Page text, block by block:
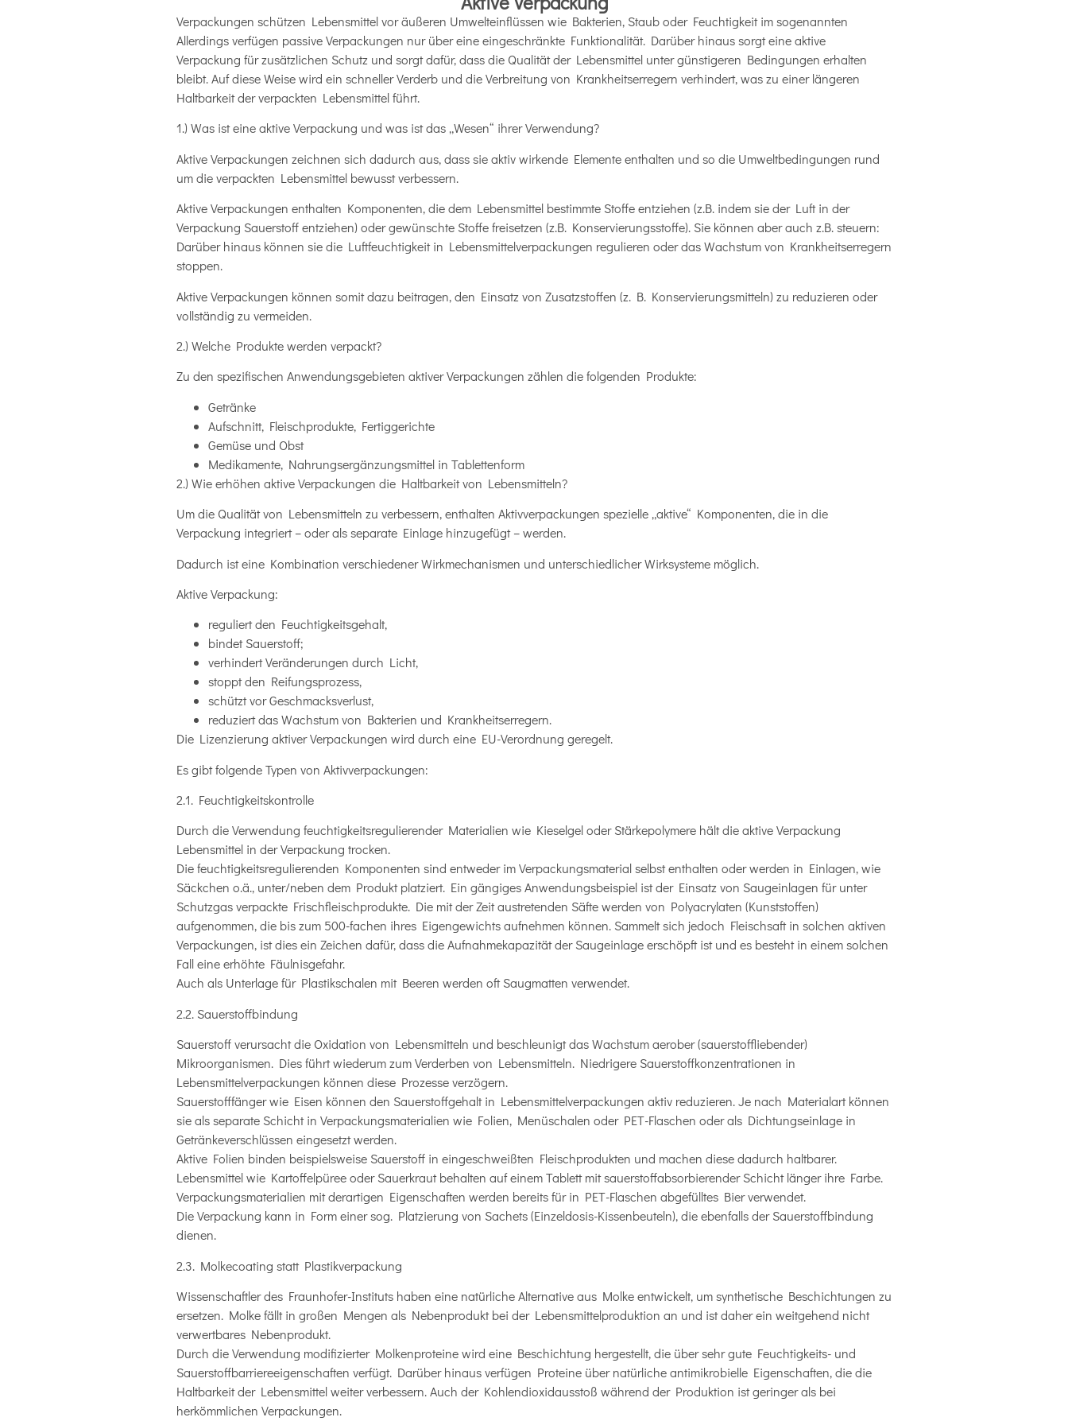
Verpackungen schützen Lebensmittel vor äußeren Umwelteinflüssen wie Bakterien, Staub oder Feuchtigkeit im sogenannten
Allerdings verfügen passive Verpackungen nur über eine eingeschränkte Funktionalität. Darüber hinaus sorgt eine aktive
Verpackung für zusätzlichen Schutz und sorgt dafür, dass die Qualität der Lebensmittel unter günstigeren Bedingungen erhalten
bleibt. Auf diese Weise wird ein schneller Verderb und die Verbreitung von Krankheitserregern verhindert, was zu einer längeren
Haltbarkeit der verpackten Lebensmittel führt.
1.) Was ist eine aktive Verpackung und was ist das „Wesen“ ihrer Verwendung?
Aktive Verpackungen zeichnen sich dadurch aus, dass sie aktiv wirkende Elemente enthalten und so die Umweltbedingungen rund
um die verpackten Lebensmittel bewusst verbessern.
Aktive Verpackungen enthalten Komponenten, die dem Lebensmittel bestimmte Stoffe entziehen (z.B. indem sie der Luft in der
Verpackung Sauerstoff entziehen) oder gewünschte Stoffe freisetzen (z.B. Konservierungsstoffe). Sie können aber auch z.B. steuern:
Darüber hinaus können sie die Luftfeuchtigkeit in Lebensmittelverpackungen regulieren oder das Wachstum von Krankheitserregern
stoppen.
Aktive Verpackungen können somit dazu beitragen, den Einsatz von Zusatzstoffen (z. B. Konservierungsmitteln) zu reduzieren oder
vollständig zu vermeiden.
2.) Welche Produkte werden verpackt?
Zu den spezifischen Anwendungsgebieten aktiver Verpackungen zählen die folgenden Produkte:
Getränke
Aufschnitt, Fleischprodukte, Fertiggerichte
Gemüse und Obst
Medikamente, Nahrungsergänzungsmittel in Tablettenform
2.) Wie erhöhen aktive Verpackungen die Haltbarkeit von Lebensmitteln?
Um die Qualität von Lebensmitteln zu verbessern, enthalten Aktivverpackungen spezielle „aktive“ Komponenten, die in die
Verpackung integriert – oder als separate Einlage hinzugefügt – werden.
Dadurch ist eine Kombination verschiedener Wirkmechanismen und unterschiedlicher Wirksysteme möglich.
Aktive Verpackung:
reguliert den Feuchtigkeitsgehalt,
bindet Sauerstoff;
verhindert Veränderungen durch Licht,
stoppt den Reifungsprozess,
schützt vor Geschmacksverlust,
reduziert das Wachstum von Bakterien und Krankheitserregern.
Die Lizenzierung aktiver Verpackungen wird durch eine EU-Verordnung geregelt.
Es gibt folgende Typen von Aktivverpackungen:
2.1. Feuchtigkeitskontrolle
Durch die Verwendung feuchtigkeitsregulierender Materialien wie Kieselgel oder Stärkepolymere hält die aktive Verpackung
Lebensmittel in der Verpackung trocken.
Die feuchtigkeitsregulierenden Komponenten sind entweder im Verpackungsmaterial selbst enthalten oder werden in Einlagen, wie
Säckchen o.ä., unter/neben dem Produkt platziert. Ein gängiges Anwendungsbeispiel ist der Einsatz von Saugeinlagen für unter
Schutzgas verpackte Frischfleischprodukte. Die mit der Zeit austretenden Säfte werden von Polyacrylaten (Kunststoffen)
aufgenommen, die bis zum 500-fachen ihres Eigengewichts aufnehmen können. Sammelt sich jedoch Fleischsaft in solchen aktiven
Verpackungen, ist dies ein Zeichen dafür, dass die Aufnahmekapazität der Saugeinlage erschöpft ist und es besteht in einem solchen
Fall eine erhöhte Fäulnisgefahr.
Auch als Unterlage für Plastikschalen mit Beeren werden oft Saugmatten verwendet.
2.2. Sauerstoffbindung
Sauerstoff verursacht die Oxidation von Lebensmitteln und beschleunigt das Wachstum aerober (sauerstoffliebender)
Mikroorganismen. Dies führt wiederum zum Verderben von Lebensmitteln. Niedrigere Sauerstoffkonzentrationen in
Lebensmittelverpackungen können diese Prozesse verzögern.
Sauerstofffänger wie Eisen können den Sauerstoffgehalt in Lebensmittelverpackungen aktiv reduzieren. Je nach Materialart können
sie als separate Schicht in Verpackungsmaterialien wie Folien, Menüschalen oder PET-Flaschen oder als Dichtungseinlage in
Getränkeverschlüssen eingesetzt werden.
Aktive Folien binden beispielsweise Sauerstoff in eingeschweißten Fleischprodukten und machen diese dadurch haltbarer.
Lebensmittel wie Kartoffelpüree oder Sauerkraut behalten auf einem Tablett mit sauerstoffabsorbierender Schicht länger ihre Farbe.
Verpackungsmaterialien mit derartigen Eigenschaften werden bereits für in PET-Flaschen abgefülltes Bier verwendet.
Die Verpackung kann in Form einer sog. Platzierung von Sachets (Einzeldosis-Kissenbeuteln), die ebenfalls der Sauerstoffbindung
dienen.
2.3. Molkecoating statt Plastikverpackung
Wissenschaftler des Fraunhofer-Instituts haben eine natürliche Alternative aus Molke entwickelt, um synthetische Beschichtungen zu
ersetzen. Molke fällt in großen Mengen als Nebenprodukt bei der Lebensmittelproduktion an und ist daher ein weitgehend nicht
verwertbares Nebenprodukt.
Durch die Verwendung modifizierter Molkenproteine ​​wird eine Beschichtung hergestellt, die über sehr gute Feuchtigkeits- und
Sauerstoffbarriereeigenschaften verfügt. Darüber hinaus verfügen Proteine ​​über natürliche antimikrobielle Eigenschaften, die die
Haltbarkeit der Lebensmittel weiter verbessern. Auch der Kohlendioxidausstoß während der Produktion ist geringer als bei
herkömmlichen Verpackungen.